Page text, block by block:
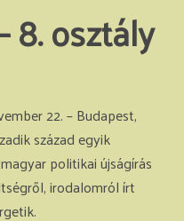
8. osztály
22. – Budapest,
század egyik
politikai újságírás
irodalomról írt